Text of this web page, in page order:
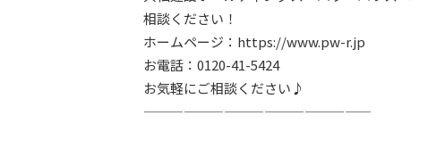
相談ください！
ホームページ：https://www.pw-r.jp
お電話：0120-41-5424
お気軽にご相談ください♪
—————————————————